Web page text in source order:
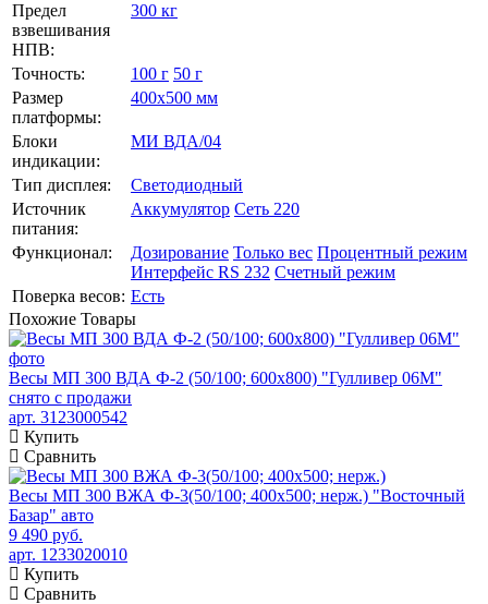
Предел
взвешивания
НПВ:
300 кг
Точность: 100 г 50 г
Размер
платформы:
400х500 мм
Блоки
индикации:
МИ ВДА/04
Тип дисплея:
Светодиодный
Источник
питания:
Аккумулятор Сеть 220
Функционал: Дозирование Только вес Процентный режим
Интерфейс RS 232 Счетный режим
Поверка весов: Есть
Похожие Товары
Весы МП 300 ВДА Ф-2 (50/100; 600х800) "Гулливер 06М"
снято с продажи
арт. 3123000542
Купить
Сравнить
Весы МП 300 ВЖА Ф-3(50/100; 400х500; нерж.) "Восточный
Базар" авто
9 490 руб.
арт. 1233020010
Купить
Сравнить